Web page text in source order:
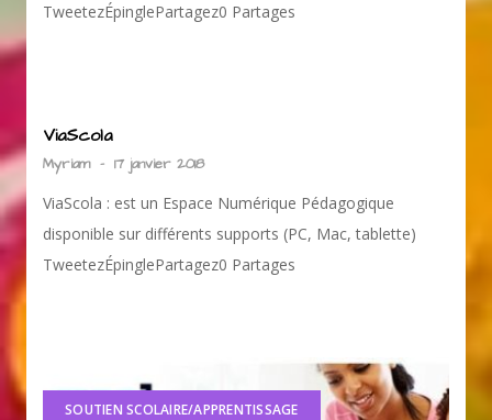
TweetezÉpinglePartagez0 Partages
ViaScola
Myriam - 17 janvier 2018
ViaScola : est un Espace Numérique Pédagogique
disponible sur différents supports (PC, Mac, tablette)
TweetezÉpinglePartagez0 Partages
SOUTIEN SCOLAIRE/APPRENTISSAGE